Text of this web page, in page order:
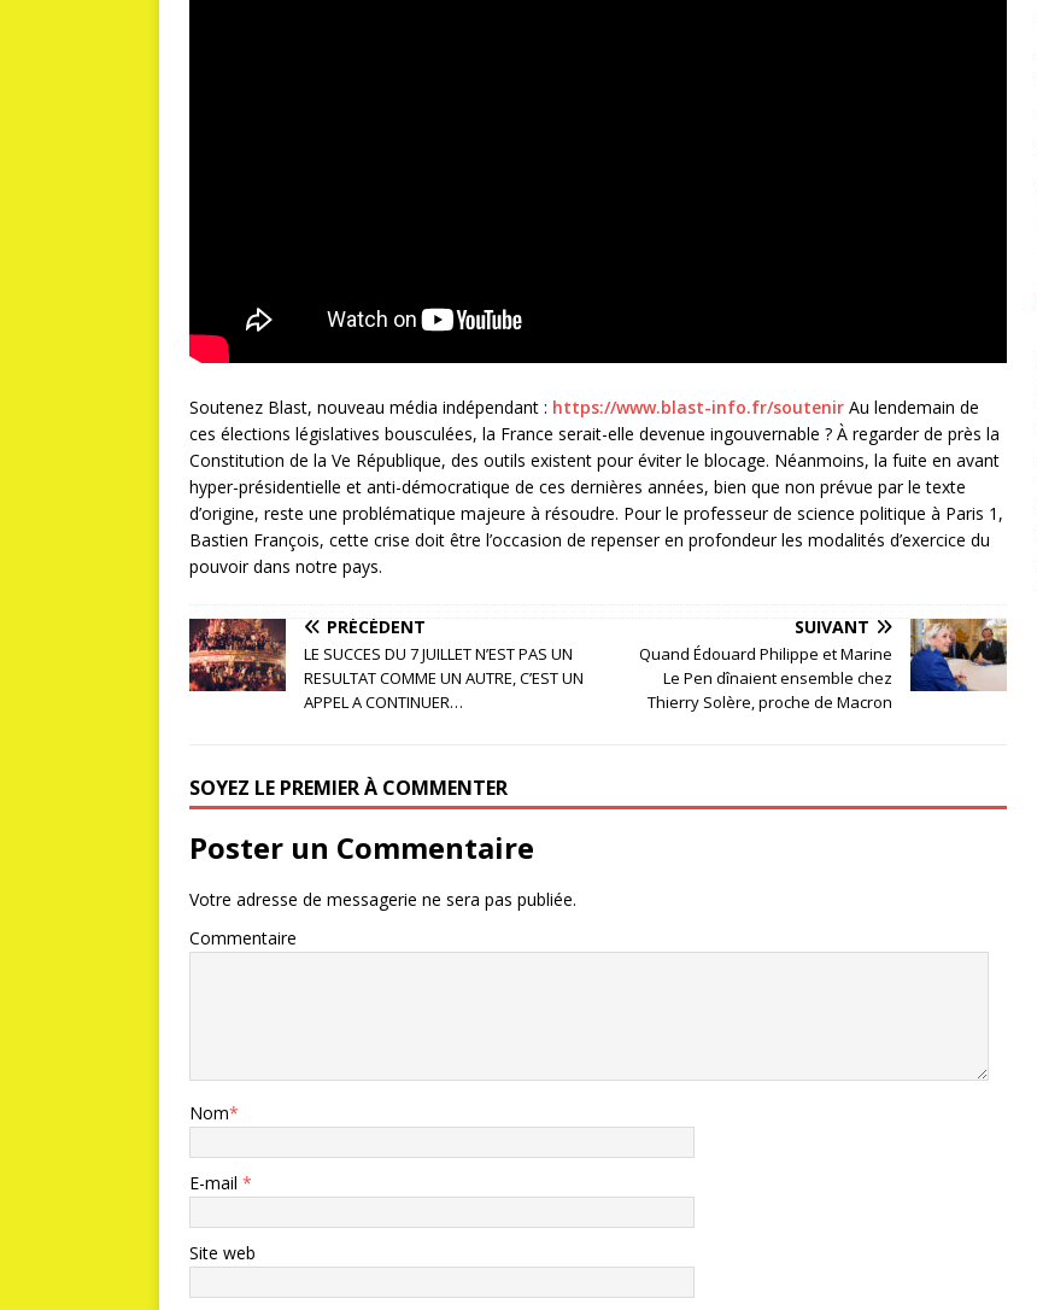
Soutenez Blast, nouveau média indépendant : https://www.blast-info.fr/soutenir Au lendemain de
ces élections législatives bousculées, la France serait-elle devenue ingouvernable ? À regarder de près la
Constitution de la Ve République, des outils existent pour éviter le blocage. Néanmoins, la fuite en avant
hyper-présidentielle et anti-démocratique de ces dernières années, bien que non prévue par le texte
d’origine, reste une problématique majeure à résoudre. Pour le professeur de science politique à Paris 1,
Bastien François, cette crise doit être l’occasion de repenser en profondeur les modalités d’exercice du
pouvoir dans notre pays.
PRÉCÉDENT
LE SUCCES DU 7 JUILLET N’EST PAS UN
RESULTAT COMME UN AUTRE, C’EST UN
APPEL A CONTINUER…
SUIVANT
Quand Édouard Philippe et Marine
Le Pen dînaient ensemble chez
Thierry Solère, proche de Macron
SOYEZ LE PREMIER À COMMENTER
Poster un Commentaire
Votre adresse de messagerie ne sera pas publiée.
Commentaire
Nom*
E-mail *
Site web